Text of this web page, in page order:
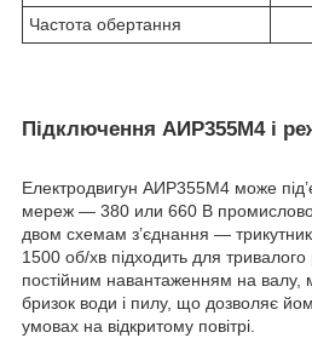
Частота обертання
Підключення АИР355М4 і
Електродвигун АИР355М4 може
мереж — 380 или 660 В
двом схемам з’єднання —
1500 об/хв підходить для
постійним навантаженням на валу,
бризок води і пилу, що дозволяє
умовах на відкритому повітрі.